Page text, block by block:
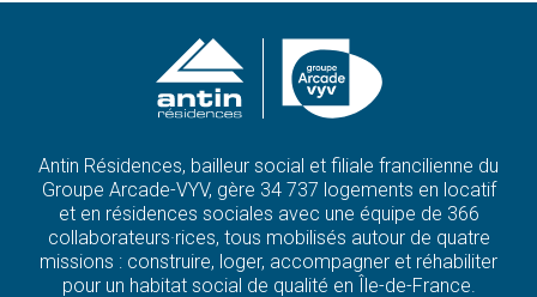
Antin Résidences, bailleur social et filiale francilienne du
Groupe Arcade-VYV, gère 34 737 logements en locatif
et en résidences sociales avec une équipe de 366
collaborateurs·rices, tous mobilisés autour de quatre
missions : construire, loger, accompagner et réhabiliter
pour un habitat social de qualité en Île-de-France.